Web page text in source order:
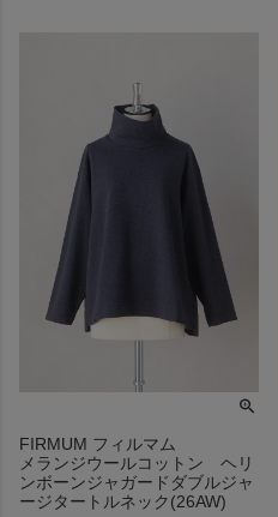
FIRMUM フィルマム
メランジウールコットン ヘリ
ンボーンジャガードダブルジャ
ージタートルネック(26AW)